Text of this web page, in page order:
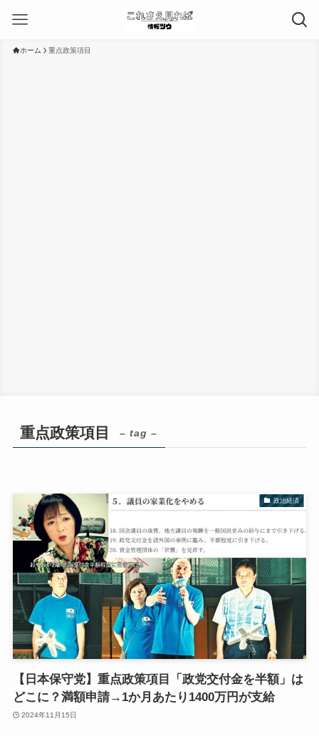
ホーム 重点政策項目
重点政策項目 – tag –
政治経済
【日本保守党】重点政策項目「政党交付金を半額」は
どこに？満額申請→1か月あたり1400万円が支給
2024年11月15日